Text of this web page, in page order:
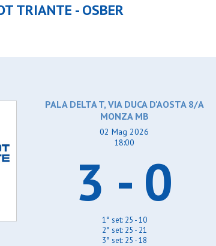
TRIANTE - OSBER
PALA DELTA T, VIA DUCA D'AOSTA 8/A
MONZA MB
02 Mag 2026
18:00
3 - 0
1° set: 25 - 10
2° set: 25 - 21
3° set: 25 - 18